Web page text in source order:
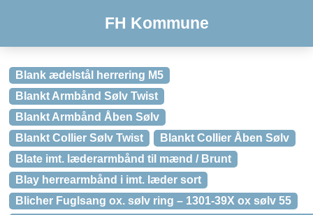
FH Kommune
Blank ædelstål herrering M5
Blankt Armbånd Sølv Twist
Blankt Armbånd Åben Sølv
Blankt Collier Sølv Twist
Blankt Collier Åben Sølv
Blate imt. læderarmbånd til mænd / Brunt
Blay herrearmbånd i imt. læder sort
Blicher Fuglsang ox. sølv ring – 1301-39X ox sølv 55